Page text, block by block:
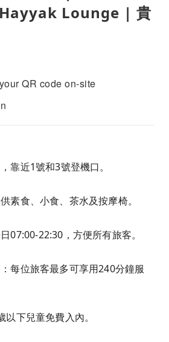
Lounge | 貴
QR code on-site
靠近1號和3號登機口。
素食、小食、茶水及按摩椅。
07:00-22:30，方便所有旅客。
每位旅客最多可享用240分鐘服
以下兒童免費入內。